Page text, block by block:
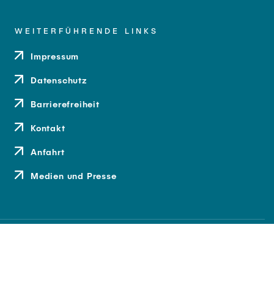
WEITERFÜHRENDE LINKS
Impressum
Datenschutz
Barrierefreiheit
Kontakt
Anfahrt
Medien und Presse